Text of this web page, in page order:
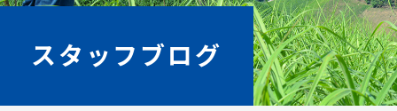
スタッフブログ